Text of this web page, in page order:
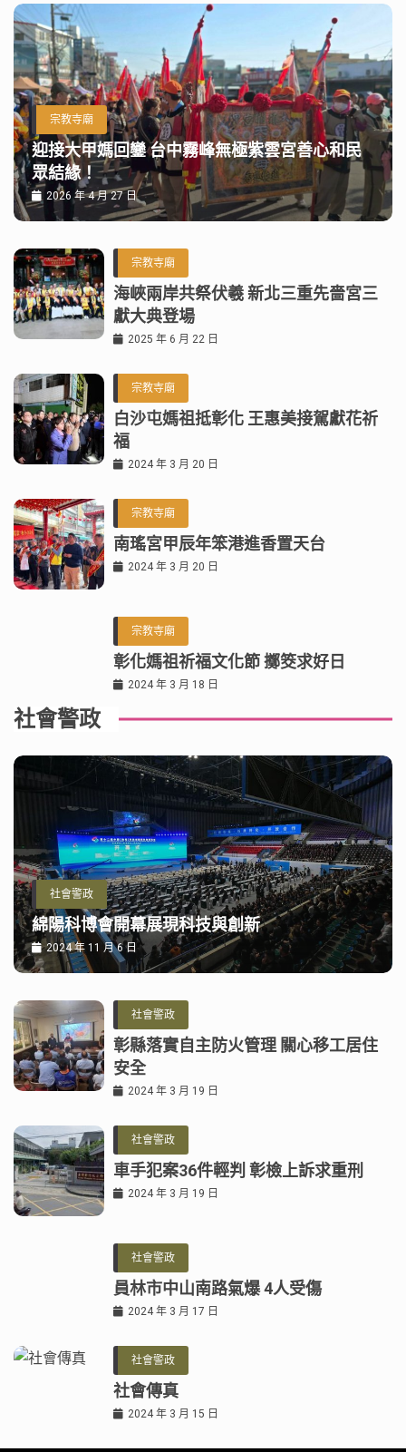
宗教寺廟
迎接大甲媽回鑾 台中霧峰無極紫雲宮善心和民
眾結緣！
2026 年 4 月 27 日
宗教寺廟
海峽兩岸共祭伏羲 新北三重先嗇宮三
獻大典登場
2025 年 6 月 22 日
宗教寺廟
白沙屯媽祖抵彰化 王惠美接駕獻花祈
福
2024 年 3 月 20 日
宗教寺廟
南瑤宮甲辰年笨港進香置天台
2024 年 3 月 20 日
宗教寺廟
彰化媽祖祈福文化節 擲筊求好日
2024 年 3 月 18 日
社會警政
社會警政
綿陽科博會開幕展現科技與創新
2024 年 11 月 6 日
社會警政
彰縣落實自主防火管理 關心移工居住
安全
2024 年 3 月 19 日
社會警政
車手犯案36件輕判 彰檢上訴求重刑
2024 年 3 月 19 日
社會警政
員林市中山南路氣爆 4人受傷
2024 年 3 月 17 日
社會警政
社會傳真
2024 年 3 月 15 日